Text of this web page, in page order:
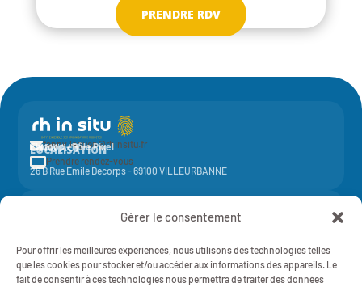
Gérer le consentement
Pour offrir les meilleures expériences, nous utilisons des technologies telles
que les cookies pour stocker et/ou accéder aux informations des appareils. Le
fait de consentir à ces technologies nous permettra de traiter des données
PRENDRE RDV
CONTACT
fanny.leguen@rhinsitu.fr
 Prendre rendez-vous
LOCALISATION
Elycoop - Pôle Pixel
26 B Rue Emile Decorps - 69100 VILLEURBANNE
SIREN 429 851 637 - NAF 7022Z - 429 851 637 RCS Lyon
Politique de Confidentialité
RH IN SITU - 2025 - TOUT DROITS RÉSERVÉS